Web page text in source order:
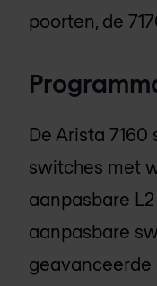
poorten, de
De Arista
switches met
aanpasbare
aanpasbare
geavanceerde